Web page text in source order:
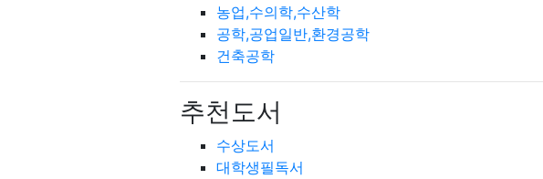
농업,수의학,수산학
공학,공업일반,환경공학
건축공학
추천도서
수상도서
대학생필독서